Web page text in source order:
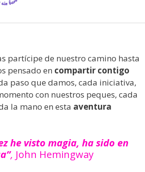
partícipe de nuestro camino hasta
pensado en compartir contigo
paso que damos, cada iniciativa,
con nuestros peques, cada
la mano en esta aventura
he visto magia, ha sido en
, John Hemingway